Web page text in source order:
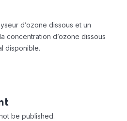
d’ozone dissous et un
concentration d’ozone dissous
disponible.
be published.